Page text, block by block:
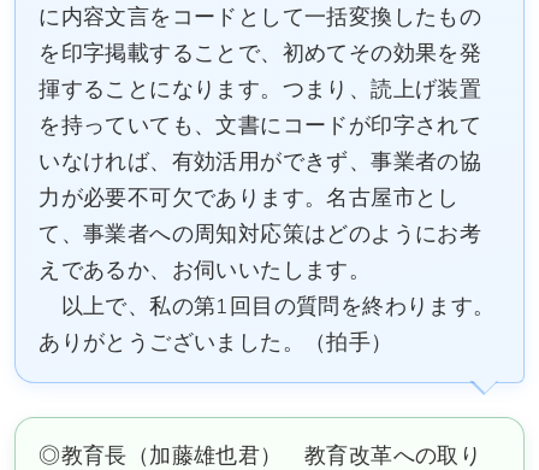
に内容文言をコードとして一括変換したもの
を印字掲載することで、初めてその効果を発
揮することになります。つまり、読上げ装置
を持っていても、文書にコードが印字されて
いなければ、有効活用ができず、事業者の協
力が必要不可欠であります。名古屋市とし
て、事業者への周知対応策はどのようにお考
えであるか、お伺いいたします。
以上で、私の第1回目の質問を終わります。
ありがとうございました。（拍手）
◎教育長（加藤雄也君） 教育改革への取り